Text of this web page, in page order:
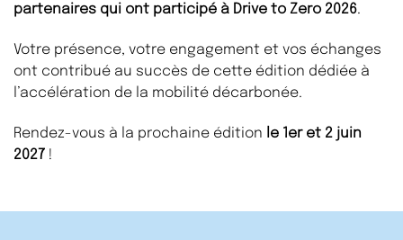
partenaires qui ont participé à Drive to Zero 2026.
Votre présence, votre engagement et vos échanges
ont contribué au succès de cette édition dédiée à
l’accélération de la mobilité décarbonée.
Rendez-vous à la prochaine édition le 1er et 2 juin
2027 !